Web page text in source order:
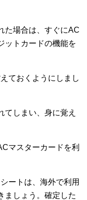
た場合は、すぐにAC
ットカードの機能を
ておくようにしまし
てしまい、身に覚え
マスターカードを利
ートは、海外で利用
ましょう。確定した